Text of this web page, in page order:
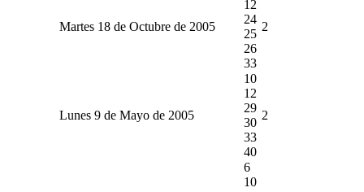
Martes 18 de Octubre de 2005
12
24
25
26
33
2
Lunes 9 de Mayo de 2005
10
12
29
30
33
40
2
6
10